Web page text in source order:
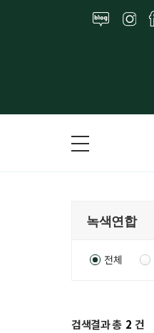
전체
검색결과 총 2 건